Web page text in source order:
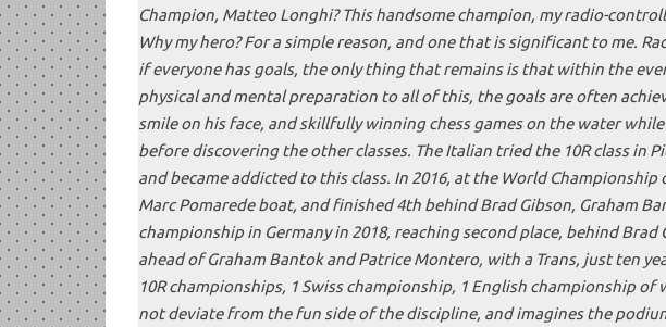
Champion, Matteo Longhi? This handsome champion, my radio-
Why my hero? For a simple reason, and one that is significant to me.
if everyone has goals, the only thing that remains is that within the
physical and mental preparation to all of this, the goals are often
smile on his face, and skillfully winning chess games on the water
before discovering the other classes. The Italian tried the 10R class
and became addicted to this class. In 2016, at the World
Marc Pomarede boat, and finished 4th behind Brad Gibson, Graham
championship in Germany in 2018, reaching second place, behind
ahead of Graham Bantok and Patrice Montero, with a Trans, just ten
10R championships, 1 Swiss championship, 1 English championship
not deviate from the fun side of the discipline, and imagines the